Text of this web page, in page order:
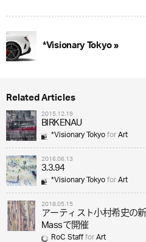
*Visionary Tokyo »
Related Articles
2015.12.19
BIRKENAU
*Visionary TokyoforArt
2016.06.13
3.3.94
*Visionary TokyoforArt
2018.05.15
アーティスト小村希史の
Massで開催
RoC StaffforArt